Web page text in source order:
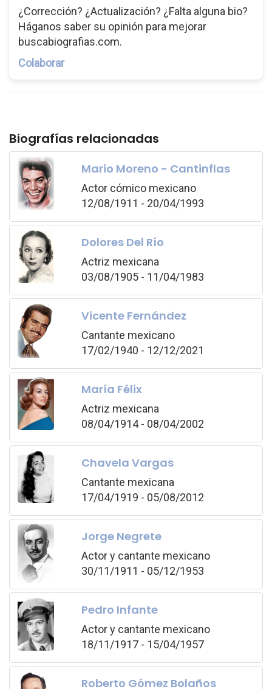
¿Corrección? ¿Actualización? ¿Falta alguna bio?
Háganos saber su opinión para mejorar
buscabiografias.com.
Colaborar
Biografías relacionadas
Mario Moreno - Cantinflas
Actor cómico mexicano
12/08/1911 - 20/04/1993
Dolores Del Río
Actriz mexicana
03/08/1905 - 11/04/1983
Vicente Fernández
Cantante mexicano
17/02/1940 - 12/12/2021
María Félix
Actriz mexicana
08/04/1914 - 08/04/2002
Chavela Vargas
Cantante mexicana
17/04/1919 - 05/08/2012
Jorge Negrete
Actor y cantante mexicano
30/11/1911 - 05/12/1953
Pedro Infante
Actor y cantante mexicano
18/11/1917 - 15/04/1957
Roberto Gómez Bolaños